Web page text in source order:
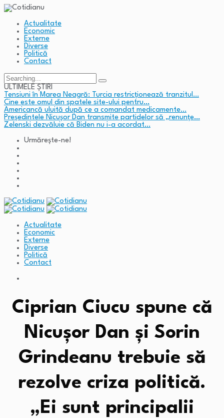
Actualitate
Economic
Externe
Diverse
Politică
Contact
Search
for:
ULTIMELE ȘTIRI
Tensiuni în Marea Neagră: Turcia restricționează tranzitul…
Cine este omul din spatele site-ului pentru…
Americancă uluită după ce a comandat medicamente…
Președintele Nicușor Dan transmite partidelor să „renunțe…
Zelenski dezvăluie că Biden nu i-a acordat…
Urmărește-ne!
Actualitate
Economic
Externe
Diverse
Politică
Contact
Ciprian Ciucu spune că
Nicuşor Dan şi Sorin
Grindeanu trebuie să
rezolve criza politică.
„Ei sunt principalii